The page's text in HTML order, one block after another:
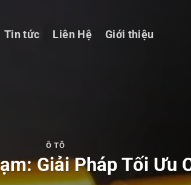
Tin tức Liên Hệ Giới thiệu
Ô TÔ
Giải Pháp Tối Ưu